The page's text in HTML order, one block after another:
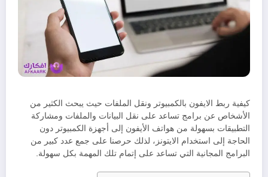
كيفية ربط الايفون بالكمبيوتر ونقل الملفات حيث يبحث الكثير من
الأشخاص عن برامج تساعد على نقل البيانات والملفات ومشاركة
التطبيقات بسهولة من هواتف الأيفون إلى أجهزة الكمبيوتر دون
الحاجة إلى استخدام الايتونز، لذلك حرصنا على جمع عدد كبير من
البرامج المجانية التي تساعد على إتمام تلك المهمة بكل سهولة.